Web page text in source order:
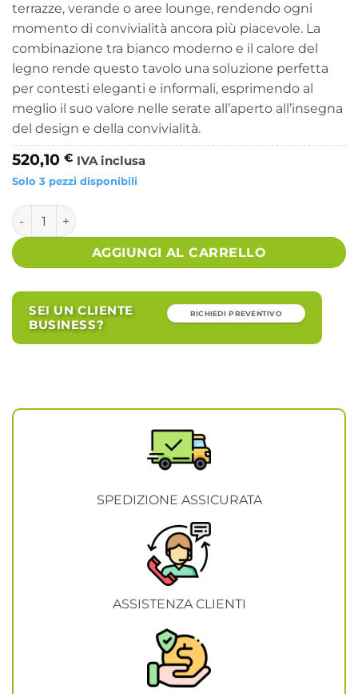
terrazze, verande o aree lounge, rendendo ogni
momento di convivialità ancora più piacevole. La
combinazione tra bianco moderno e il calore del
legno rende questo tavolo una soluzione perfetta
per contesti eleganti e informali, esprimendo al
meglio il suo valore nelle serate all’aperto all’insegna
del design e della convivialità.
520,10 € IVA inclusa
Solo 3 pezzi disponibili
Tavolo Bar Alluminio Antracite Moderno da Esterno 131x73
AGGIUNGI AL CARRELLO
SEI UN CLIENTE
BUSINESS?
RICHIEDI PREVENTIVO
SPEDIZIONE ASSICURATA
ASSISTENZA CLIENTI